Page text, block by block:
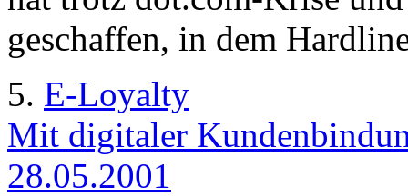
geschaffen, in dem
5. E-Loyalty
Mit digitaler
28.05.2001